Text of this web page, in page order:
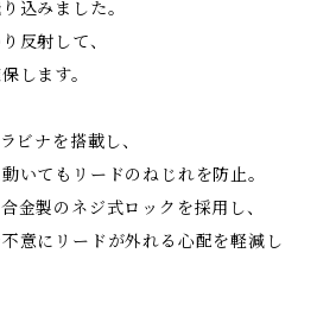
込みました。
反射して、
します。
ビナを搭載し、
いてもリードのねじれを防止。
金製のネジ式ロックを採用し、
意にリードが外れる心配を軽減し